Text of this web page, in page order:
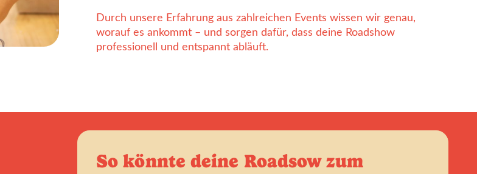
Durch unsere Erfahrung aus zahlreichen Events wissen wir genau,
worauf es ankommt – und sorgen dafür, dass deine Roadshow
professionell und entspannt abläuft.
So könnte deine Roadsow zum